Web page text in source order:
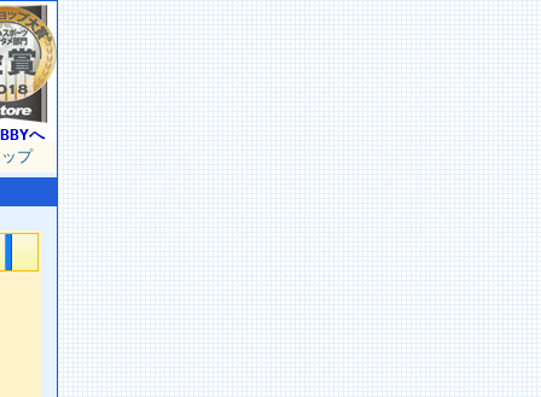
へ
プ